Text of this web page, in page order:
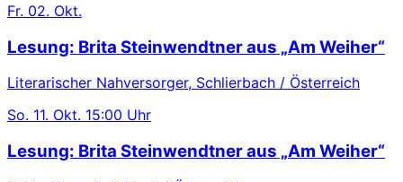
Fr. 02. Okt.
Lesung: Brita Steinwendtner aus „Am Weiher“
Literarischer Nahversorger, Schlierbach / Österreich
So. 11. Okt. 15:00 Uhr
Lesung: Brita Steinwendtner aus „Am Weiher“